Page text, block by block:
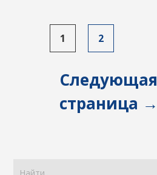
Пагинация
записей
1 2
Следующая
страница →